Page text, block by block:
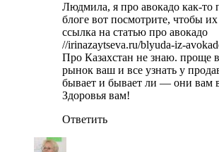
Людмила, я про авокадо как-то
блоге вот посмотрите, чтобы
ссылка на статью про авокадо
//irinazaytseva.ru/blyuda-iz-
Про Казахстан не знаю. проще
рынок ваш и все узнать у
бывает и бывает ли — они вам
Здоровья вам!
Ответить